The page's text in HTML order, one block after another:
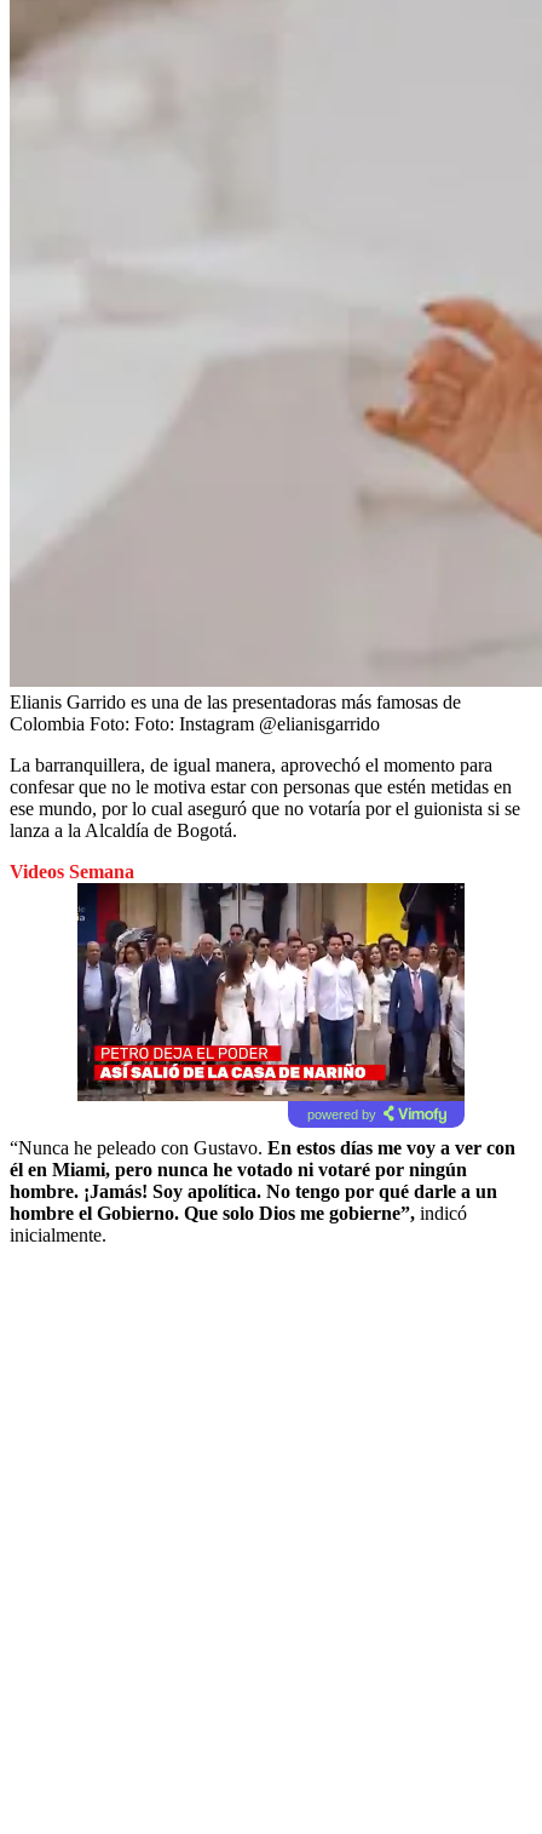
Elianis Garrido es una de las presentadoras más famosas de
Colombia Foto: Foto: Instagram @elianisgarrido
La barranquillera, de igual manera, aprovechó el momento para
confesar que no le motiva estar con personas que estén metidas en
ese mundo, por lo cual aseguró que no votaría por el guionista si se
lanza a la Alcaldía de Bogotá.
Videos Semana
powered by
“Nunca he peleado con Gustavo. En estos días me voy a ver con
él en Miami, pero nunca he votado ni votaré por ningún
hombre. ¡Jamás! Soy apolítica. No tengo por qué darle a un
hombre el Gobierno. Que solo Dios me gobierne”, indicó
inicialmente.